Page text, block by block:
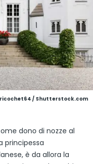
/ Shutterstock.com
dono di nozze al
principessa
è da allora la